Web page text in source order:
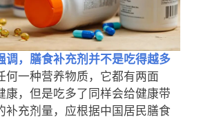
调，膳食补充剂并不是吃得越多
何一种营养物质，它都有两面
康，但是吃多了同样会给健康带
补充剂量，应根据中国居民膳食